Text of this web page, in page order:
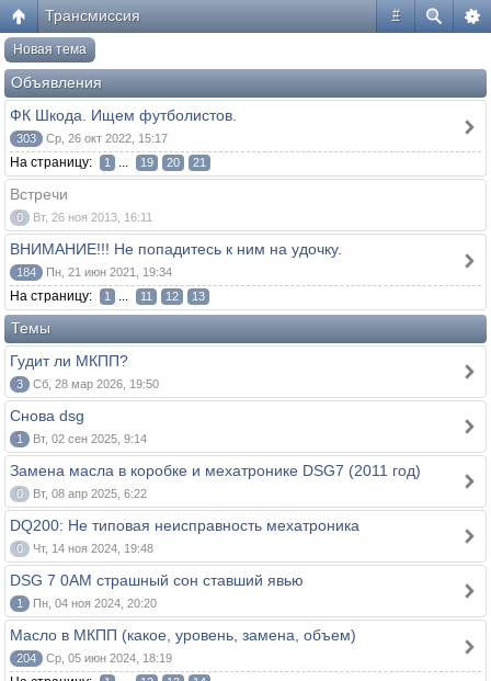
#
Трансмиссия
Новая тема
Объявления
ФК Шкода. Ищем футболистов.
303 Ср, 26 окт 2022, 15:17
На страницу: 1 ... 19 20 21
Встречи
0 Вт, 26 ноя 2013, 16:11
ВНИМАНИЕ!!! Не попадитесь к ним на удочку.
184 Пн, 21 июн 2021, 19:34
На страницу: 1 ... 11 12 13
Темы
Гудит ли МКПП?
3 Сб, 28 мар 2026, 19:50
Снова dsg
1 Вт, 02 сен 2025, 9:14
Замена масла в коробке и мехатронике DSG7 (2011 год)
0 Вт, 08 апр 2025, 6:22
DQ200: Не типовая неисправность мехатроника
0 Чт, 14 ноя 2024, 19:48
DSG 7 0AM страшный сон ставший явью
1 Пн, 04 ноя 2024, 20:20
Масло в МКПП (какое, уровень, замена, объем)
204 Ср, 05 июн 2024, 18:19